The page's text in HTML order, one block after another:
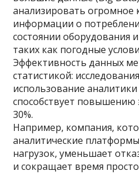
анализировать огромное
информации о
состоянии оборудования
таких как погодные
Эффективность данных
статистикой:
использование
способствует повышению
30%.
Например, компания,
аналитические
нагрузок, уменьшает
и сокращает время